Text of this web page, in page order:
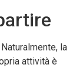
Naturalmente, la
attività è